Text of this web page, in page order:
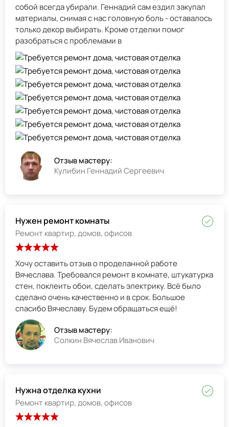
собой всегда убирали. Геннадий сам ездил закупал
материалы, снимая с нас головную боль - оставалось
только декор выбирать. Кроме отделки помог
разобраться с проблемами в
Отзыв мастеру:
Кулибин Геннадий Сергеевич
Нужен ремонт комнаты
Ремонт квартир, домов, офисов
Хочу оставить отзыв о проделанной работе
Вячеслава. Требовался ремонт в комнате, штукатурка
стен, поклеить обои, сделать электрику. Всё было
сделано очень качественно и в срок. Большое
спасибо Вячеславу. Будем обращаться ещё!
Отзыв мастеру:
Солкин Вячеслав Иванович
Нужна отделка кухни
Ремонт квартир, домов, офисов